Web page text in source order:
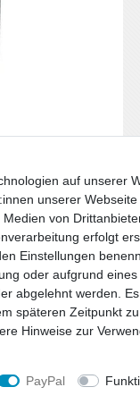
auf unserer
unserer Webseite
von
erfolgt
Einstellungen
oder aufgrund
abgelehnt werden.
späteren Zeitpunkt
Hinweise zur
PayPal